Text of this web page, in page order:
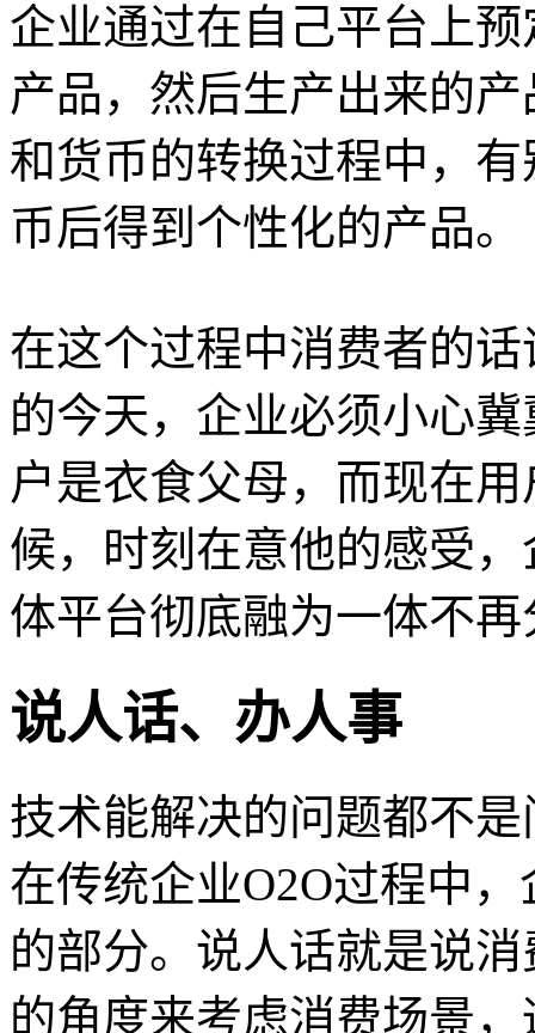
企业通过在自己平台上
产品，然后生产出来的
和货币的转换过程中，
币后得到个性化的产品。
在这个过程中消费者的
的今天，企业必须小心
户是衣食父母，而现在
候，时刻在意他的感受
体平台彻底融为一体不再
说人话、办人事
技术能解决的问题都不
在传统企业O2O过程中
的部分。说人话就是说
的角度来考虑消费场景